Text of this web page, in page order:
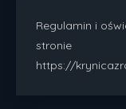
Regulamin i
stronie
https://